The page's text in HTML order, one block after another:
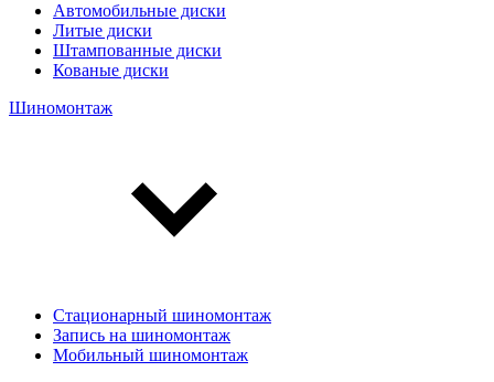
Автомобильные диски
Литые диски
Штампованные диски
Кованые диски
Шиномонтаж
Стационарный шиномонтаж
Запись на шиномонтаж
Мобильный шиномонтаж